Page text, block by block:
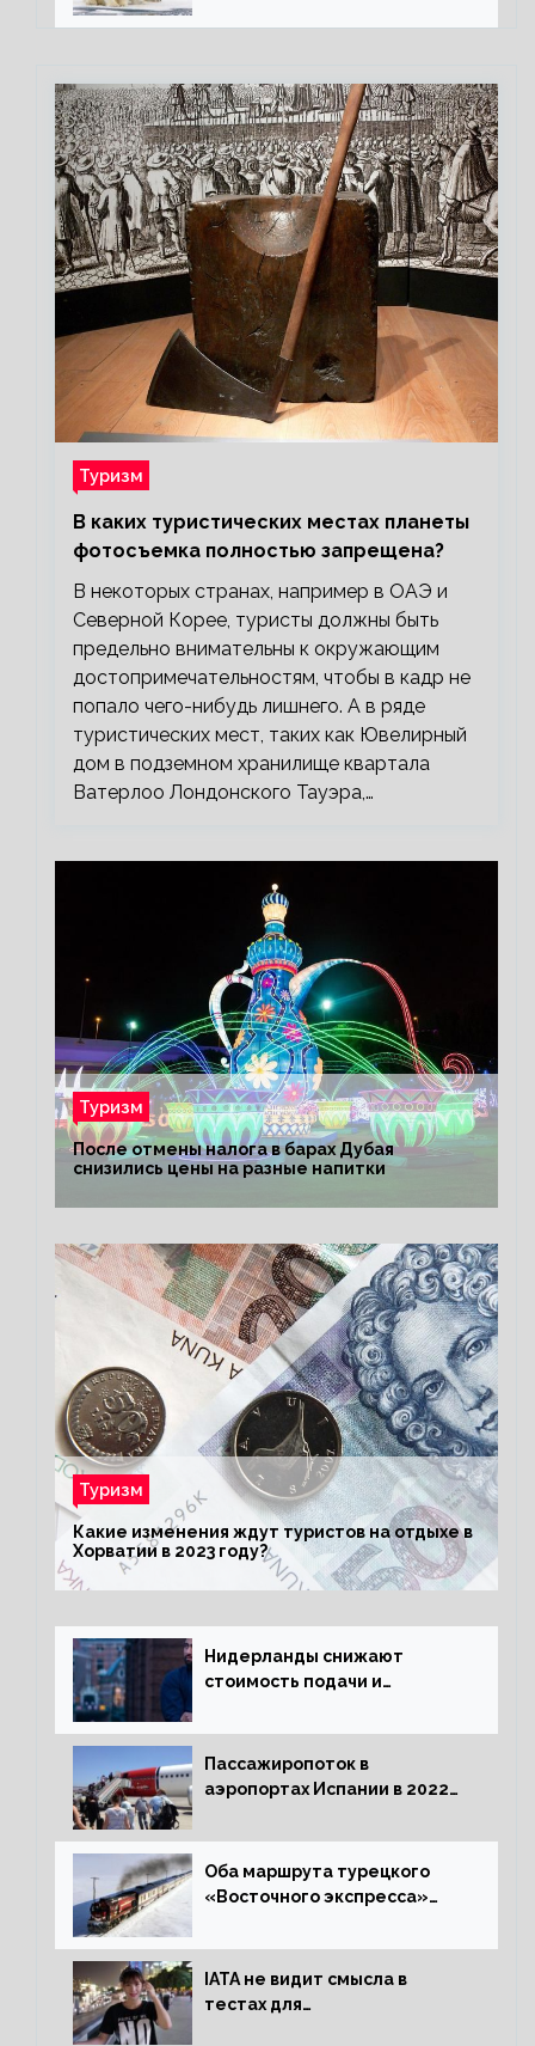
Туризм
В каких туристических местах планеты
фотосъемка полностью запрещена?
В некоторых странах, например в ОАЭ и
Северной Корее, туристы должны быть
предельно внимательны к окружающим
достопримечательностям, чтобы в кадр не
попало чего-нибудь лишнего. А в ряде
туристических мест, таких как Ювелирный
дом в подземном хранилище квартала
Ватерлоо Лондонского Тауэра,…
Туризм
После отмены налога в барах Дубая
снизились цены на разные напитки
Туризм
Какие изменения ждут туристов на отдыхе в
Хорватии в 2023 году?
Нидерланды снижают
стоимость подачи и
жительство
Пассажиропоток в
аэропортах Испании в 2022
процентов
Оба маршрута турецкого
«Восточного экспресса»
IATA не видит смысла в
тестах для